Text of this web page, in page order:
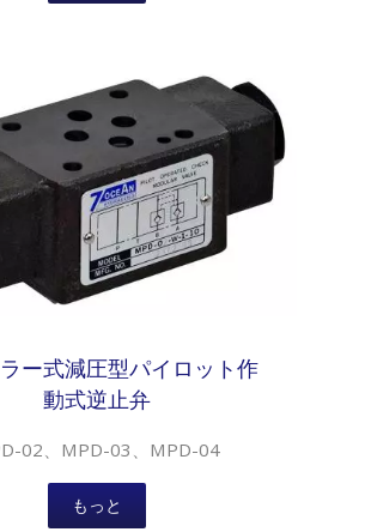
ー式減圧型パイロット作
動式逆止弁
02、MPD-03、MPD-04
もっと